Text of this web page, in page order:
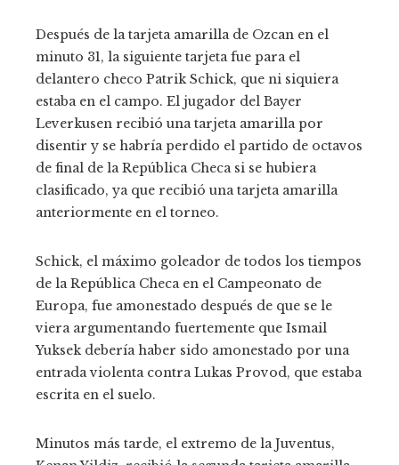
Después de la tarjeta amarilla de Ozcan en el
minuto 31, la siguiente tarjeta fue para el
delantero checo Patrik Schick, que ni siquiera
estaba en el campo. El jugador del Bayer
Leverkusen recibió una tarjeta amarilla por
disentir y se habría perdido el partido de octavos
de final de la República Checa si se hubiera
clasificado, ya que recibió una tarjeta amarilla
anteriormente en el torneo.
Schick, el máximo goleador de todos los tiempos
de la República Checa en el Campeonato de
Europa, fue amonestado después de que se le
viera argumentando fuertemente que Ismail
Yuksek debería haber sido amonestado por una
entrada violenta contra Lukas Provod, que estaba
escrita en el suelo.
Minutos más tarde, el extremo de la Juventus,